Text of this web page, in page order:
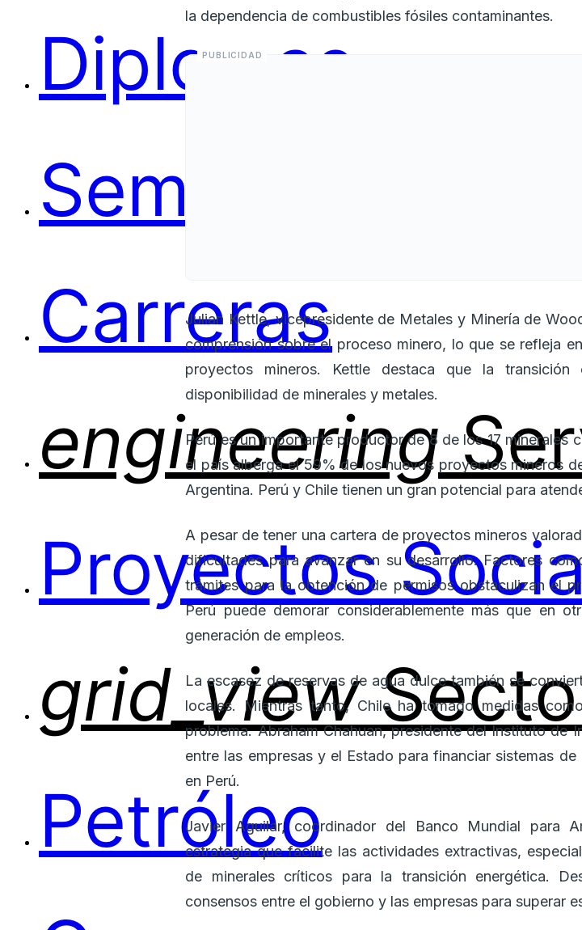
Diplomas
Seminarios
Carreras
engineering
Proyectos
grid_view
Petróleo
la dependencia de combustibles fósiles contaminantes.
Julian Kettle, vicepresidente de Metales y Minería de
comprensión sobre el proceso minero, lo que se refleja
proyectos mineros. Kettle destaca que la
disponibilidad de minerales y metales.
Perú es un importante productor de 8 de los 17 minerales
el país alberga el 59% de los nuevos proyectos mineros
Argentina. Perú y Chile tienen un gran potencial para
A pesar de tener una cartera de proyectos mineros
dificultades para avanzar en su desarrollo. Factores
trámites para la obtención de permisos obstaculizan el
Perú puede demorar considerablemente más que en
generación de empleos.
La escasez de reservas de agua dulce también se
locales. Mientras tanto, Chile ha tomado medidas
problema. Abraham Chahuan, presidente del Instituto de
entre las empresas y el Estado para financiar sistemas
en Perú.
Javier Aguilar, coordinador del Banco Mundial para
estrategia que facilite las actividades extractivas,
de minerales críticos para la transición energética.
consensos entre el gobierno y las empresas para superar